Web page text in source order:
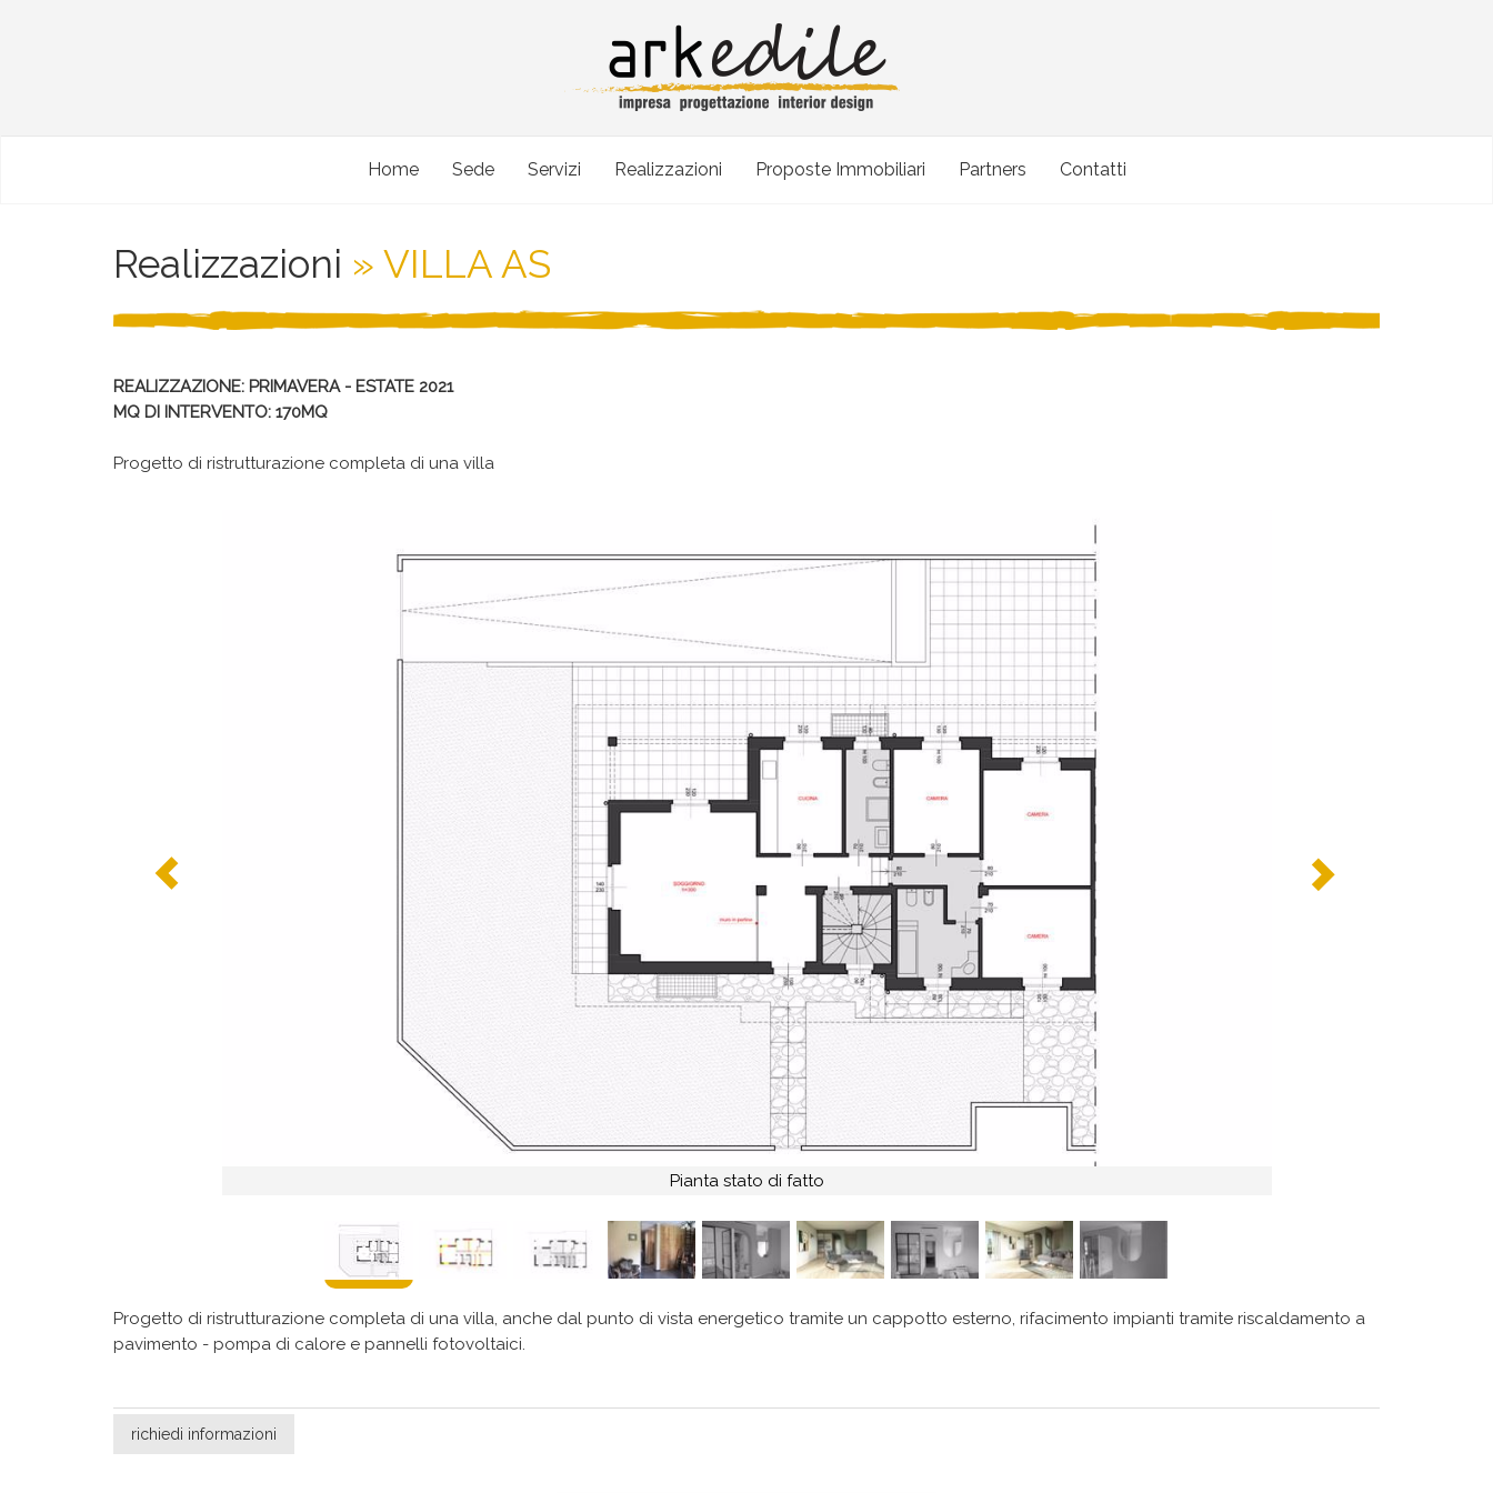
Home Sede Servizi Realizzazioni Proposte Immobiliari Partners Contatti
Realizzazioni » VILLA AS
REALIZZAZIONE: PRIMAVERA - ESTATE 2021
MQ DI INTERVENTO: 170MQ
Progetto di ristrutturazione completa di una villa
Pianta stato di fatto
Progetto di ristrutturazione completa di una villa, anche dal punto di vista energetico tramite un cappotto esterno, rifacimento impianti tramite riscaldamento a
pavimento - pompa di calore e pannelli fotovoltaici.
richiedi informazioni